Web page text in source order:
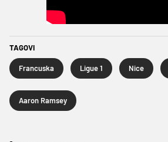
TAGOVI
Francuska Ligue 1 Nice
Aaron Ramsey